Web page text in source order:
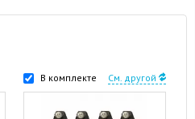
В комплекте См. другой